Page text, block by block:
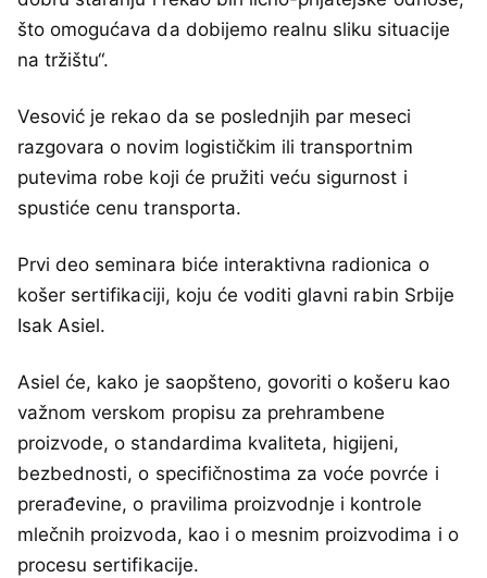
što omogućava da dobijemo realnu sliku situacije
na tržištu“.
Vesović je rekao da se poslednjih par meseci
razgovara o novim logističkim ili transportnim
putevima robe koji će pružiti veću sigurnost i
spustiće cenu transporta.
Prvi deo seminara biće interaktivna radionica o
košer sertifikaciji, koju će voditi glavni rabin Srbije
Isak Asiel.
Asiel će, kako je saopšteno, govoriti o košeru kao
važnom verskom propisu za prehrambene
proizvode, o standardima kvaliteta, higijeni,
bezbednosti, o specifičnostima za voće povrće i
prerađevine, o pravilima proizvodnje i kontrole
mlečnih proizvoda, kao i o mesnim proizvodima i o
procesu sertifikacije.